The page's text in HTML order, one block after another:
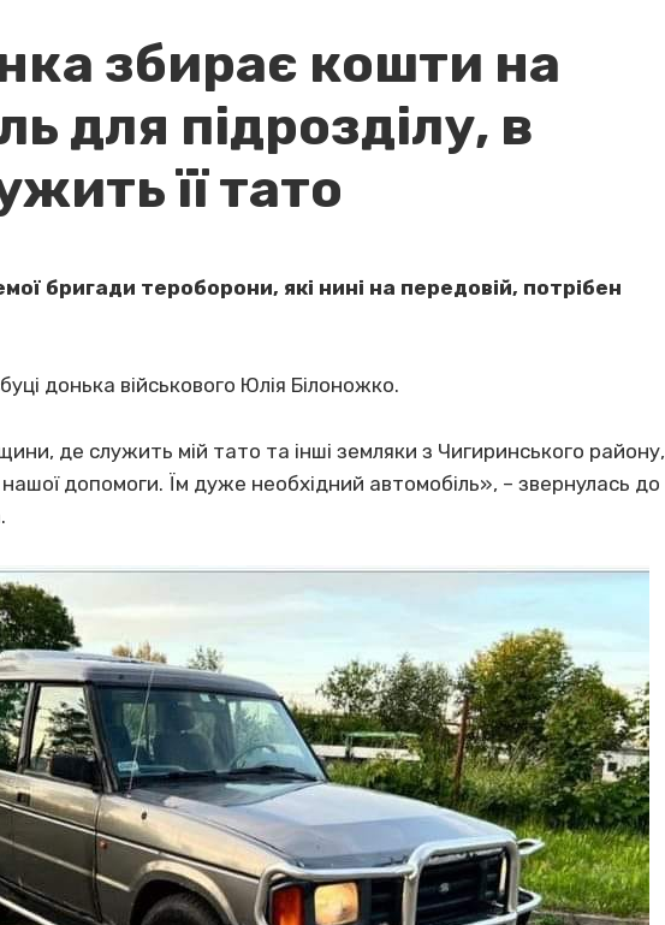
збирає кошти на
для підрозділу, в
її тато
бригади тероборони, які нині на передовій, потрібен
донька військового Юлія Білоножко.
де служить мій тато та інші земляки з Чигиринського району,
допомоги. Їм дуже необхідний автомобіль», – звернулась до